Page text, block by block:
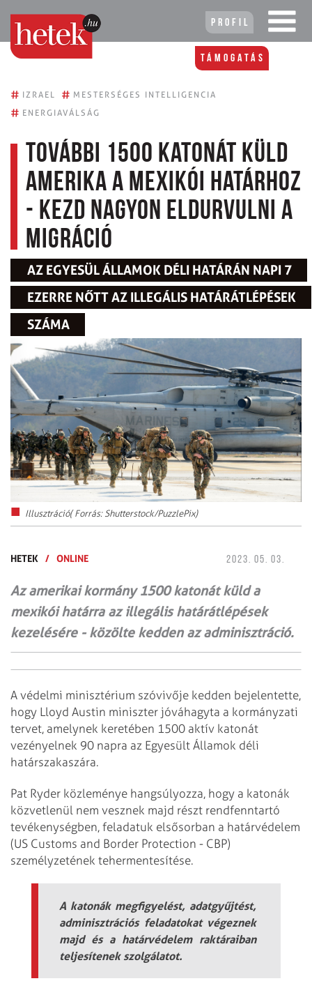
Profil
Támogatás
# IZRAEL # MESTERSÉGES INTELLIGENCIA
# ENERGIAVÁLSÁG
További 1500 katonát küld
Amerika a mexikói határhoz
- kezd nagyon eldurvulni a
migráció
AZ EGYESÜL ÁLLAMOK DÉLI HATÁRÁN NAPI 7
EZERRE NŐTT AZ ILLEGÁLIS HATÁRÁTLÉPÉSEK
SZÁMA
Illusztráció( Forrás: Shutterstock/PuzzlePix)
HETEK / ONLINE 2023. 05. 03.
Az amerikai kormány 1500 katonát küld a
mexikói határra az illegális határátlépések
kezelésére - közölte kedden az adminisztráció.
A védelmi minisztérium szóvivője kedden bejelentette,
hogy Lloyd Austin miniszter jóváhagyta a kormányzati
tervet, amelynek keretében 1500 aktív katonát
vezényelnek 90 napra az Egyesült Államok déli
határszakaszára.
Pat Ryder közleménye hangsúlyozza, hogy a katonák
közvetlenül nem vesznek majd részt rendfenntartó
tevékenységben, feladatuk elsősorban a határvédelem
(US Customs and Border Protection - CBP)
személyzetének tehermentesítése.
A katonák megfigyelést, adatgyűjtést,
adminisztrációs feladatokat végeznek
majd és a határvédelem raktáraiban
teljesítenek szolgálatot.